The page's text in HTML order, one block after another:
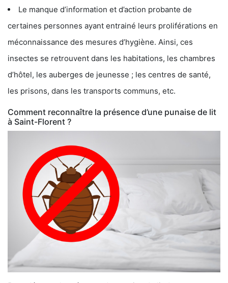
Le manque d’information et d’action probante de
certaines personnes ayant entrainé leurs proliférations en
méconnaissance des mesures d’hygiène. Ainsi, ces
insectes se retrouvent dans les habitations, les chambres
d’hôtel, les auberges de jeunesse ; les centres de santé,
les prisons, dans les transports communs, etc.
Comment reconnaître la présence d’une punaise de lit
à Saint-Florent ?